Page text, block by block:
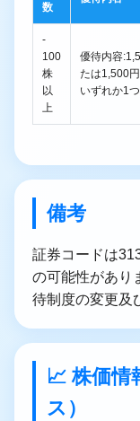
数
-
100
株
以
上
優待内容
たは1,500
いずれか1つ
備考
証券コードは
の可能性があり
待制度の変更及
📈 株価
ス）